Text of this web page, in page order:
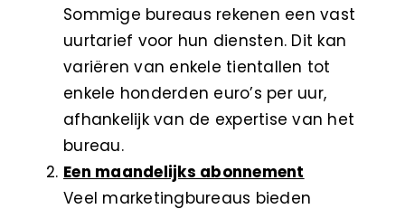
Sommige bureaus rekenen een vast
uurtarief voor hun diensten. Dit kan
variëren van enkele tientallen tot
enkele honderden euro’s per uur,
afhankelijk van de expertise van het
bureau.
Een maandelijks abonnement
Veel marketingbureaus bieden